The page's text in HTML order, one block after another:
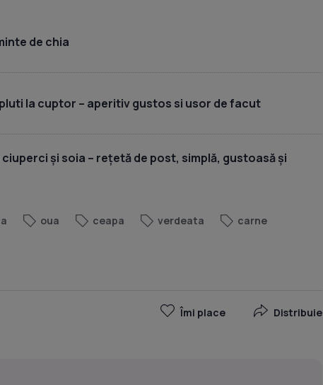
de chia
la cuptor – aperitiv gustos si usor de facut
și soia – rețetă de post, simplă, gustoasă și
oua ceapa verdeata
carne
Îmi place Distribuie